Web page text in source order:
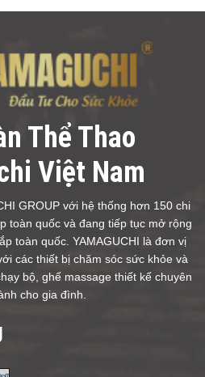
Thể Thao
Việt Nam
GROUP với hệ thống hơn 150 chi
toàn quốc và đang tiếp tục mở rộng
toàn quốc. YAMAGUCHI là đơn vị
các thiết bị chăm sóc sức khỏe và
bộ, ghế massage thiết kế chuyên
cho gia đình.